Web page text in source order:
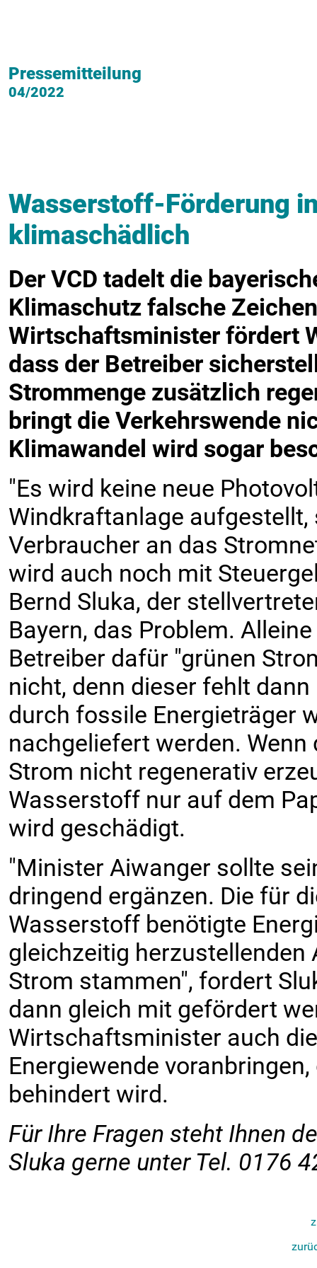
Pressemitteilung
04/2022
Wasserstoff-Förderung
klimaschädlich
Der VCD tadelt die
Klimaschutz falsche
Wirtschaftsminister fördert
dass der Betreiber
Strommenge zusätzlich
bringt die Verkehrswende
Klimawandel wird sogar
"Es wird keine neue
Windkraftanlage
Verbraucher an das
wird auch noch mit
Bernd Sluka, der
Bayern, das Problem.
Betreiber dafür "grünen
nicht, denn dieser fehlt
durch fossile Energieträger
nachgeliefert werden.
Strom nicht regenerativ
Wasserstoff nur auf dem
wird geschädigt.
"Minister Aiwanger sollte
dringend ergänzen. Die für
Wasserstoff benötigte
gleichzeitig herzustellenden
Strom stammen", fordert
dann gleich mit gefördert
Wirtschaftsminister auch
Energiewende
behindert wird.
Für Ihre Fragen steht Ihnen
Sluka gerne unter Tel. 0176